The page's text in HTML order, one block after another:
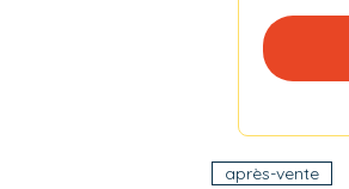
après-vente